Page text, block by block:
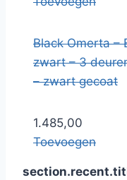
Black Omerta –
zwart – 3
– zwart gecoat
1.485,00
Toevoegen